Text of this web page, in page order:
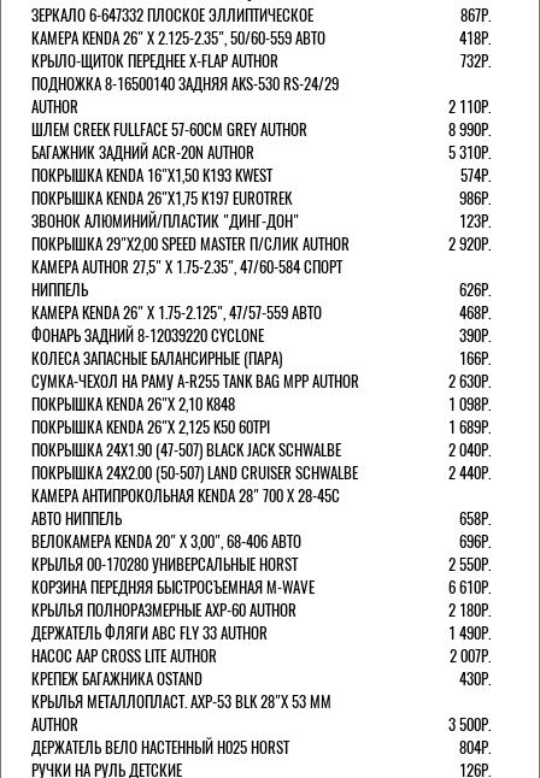
ЗЕРКАЛО 6-647332 ПЛОСКОЕ ЭЛЛИПТИЧЕСКОЕ
867Р.
КАМЕРА KENDA 26" Х 2.125-2.35", 50/60-559 АВТО
418Р.
КРЫЛО-ЩИТОК ПЕРЕДНЕЕ X-FLAP AUTHOR
732Р.
ПОДНОЖКА 8-16500140 ЗАДНЯЯ AKS-530 RS-24/29
AUTHOR
2 110Р.
ШЛЕМ CREEK FULLFACE 57-60СМ GREY AUTHOR
8 990Р.
БАГАЖНИК ЗАДНИЙ ACR-20N AUTHOR
5 310Р.
ПОКРЫШКА KENDA 16"Х1,50 K193 KWEST
574Р.
ПОКРЫШКА KENDA 26"Х1,75 K197 EUROTREK
986Р.
ЗВОНОК АЛЮМИНИЙ/ПЛАСТИК "ДИНГ-ДОН"
123Р.
ПОКРЫШКА 29"Х2,00 SPEED MASTER П/СЛИК AUTHOR
2 920Р.
КАМЕРА AUTHOR 27,5" Х 1.75-2.35", 47/60-584 СПОРТ
НИППЕЛЬ
626Р.
КАМЕРА KENDA 26" Х 1.75-2.125", 47/57-559 АВТО
468Р.
ФОНАРЬ ЗАДНИЙ 8-12039220 CYCLONE
390Р.
КОЛЕСА ЗАПАСНЫЕ БАЛАНСИРНЫЕ (ПАРА)
166Р.
CУМКА-ЧЕХОЛ НА РАМУ A-R255 TANK BAG MPP AUTHOR
2 630Р.
ПОКРЫШКА KENDA 26"Х 2,10 K848
1 098Р.
ПОКРЫШКА KENDA 26"Х 2,125 K50 60TPI
1 689Р.
ПОКРЫШКА 24X1.90 (47-507) BLACK JACK SCHWALBE
2 040Р.
ПОКРЫШКА 24X2.00 (50-507) LAND CRUISER SCHWALBE
2 440Р.
КАМЕРА АНТИПРОКОЛЬНАЯ KENDA 28" 700 Х 28-45C
АВТО НИППЕЛЬ
658Р.
ВЕЛОКАМЕРА KENDA 20" Х 3,00", 68-406 АВТО
696Р.
КРЫЛЬЯ 00-170280 УНИВЕРСАЛЬНЫЕ HORST
2 550Р.
КОРЗИНА ПЕРЕДНЯЯ БЫСТРОСЪЕМНАЯ M-WAVE
6 610Р.
КРЫЛЬЯ ПОЛНОРАЗМЕРНЫЕ AXP-60 AUTHOR
2 180Р.
ДЕРЖАТЕЛЬ ФЛЯГИ АВС FLY 33 AUTHOR
1 490Р.
НАСОС AAP CROSS LITE AUTHOR
2 007Р.
КРЕПЕЖ БАГАЖНИКА OSTAND
430Р.
КРЫЛЬЯ МЕТАЛЛОПЛАСТ. AXP-53 BLK 28"Х 53 ММ
AUTHOR
3 500Р.
ДЕРЖАТЕЛЬ ВЕЛО НАСТЕННЫЙ H025 HORST
804Р.
РУЧКИ НА РУЛЬ ДЕТСКИЕ
126Р.